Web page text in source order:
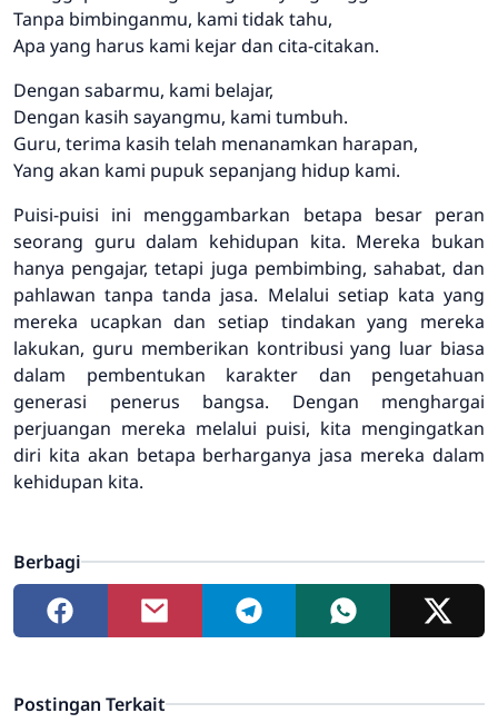
Tanpa bimbinganmu, kami tidak tahu,
Apa yang harus kami kejar dan cita-citakan.
Dengan sabarmu, kami belajar,
Dengan kasih sayangmu, kami tumbuh.
Guru, terima kasih telah menanamkan harapan,
Yang akan kami pupuk sepanjang hidup kami.
Puisi-puisi ini menggambarkan betapa besar peran
seorang guru dalam kehidupan kita. Mereka bukan
hanya pengajar, tetapi juga pembimbing, sahabat, dan
pahlawan tanpa tanda jasa. Melalui setiap kata yang
mereka ucapkan dan setiap tindakan yang mereka
lakukan, guru memberikan kontribusi yang luar biasa
dalam pembentukan karakter dan pengetahuan
generasi penerus bangsa. Dengan menghargai
perjuangan mereka melalui puisi, kita mengingatkan
diri kita akan betapa berharganya jasa mereka dalam
kehidupan kita.
Berbagi
Postingan Terkait